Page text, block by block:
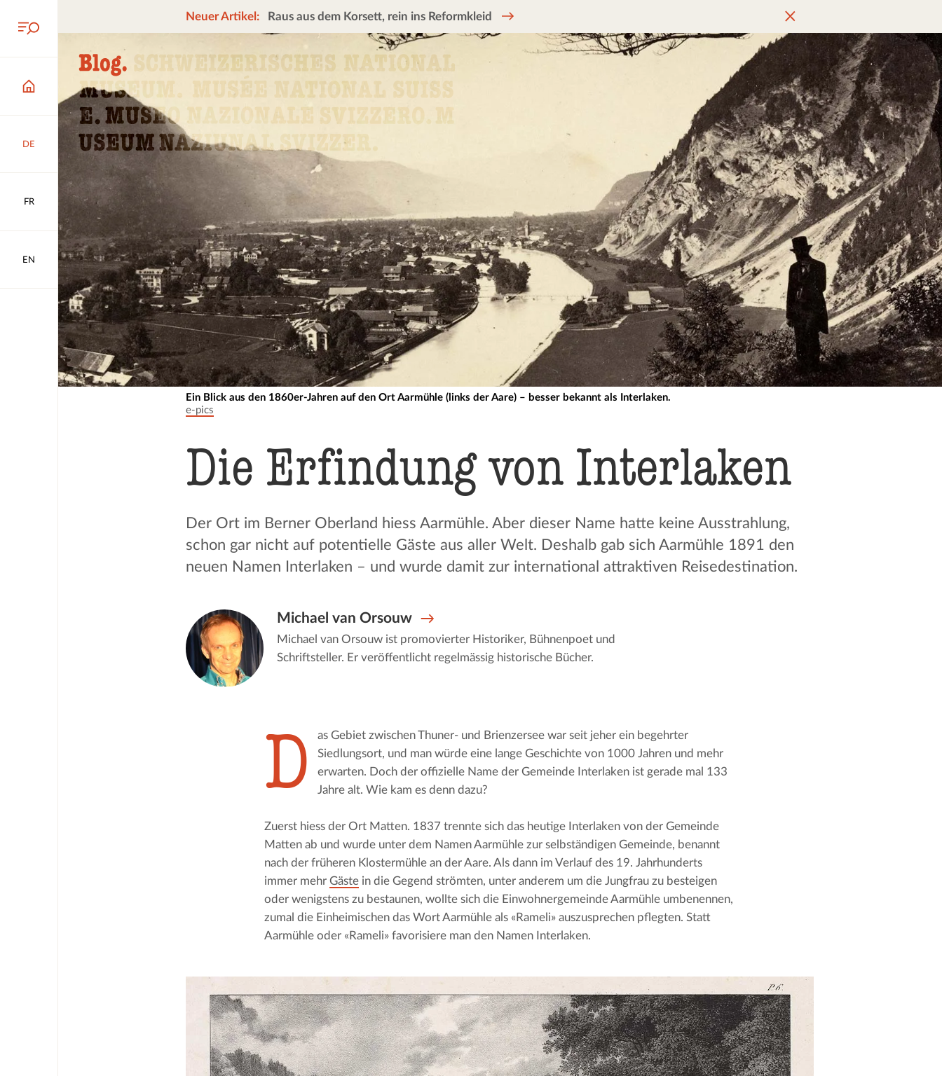
DE
FR
EN
Neuer Artikel: Raus aus dem Korsett, rein ins Reformkleid
Ein Blick aus den 1860er-Jahren auf den Ort Aarmühle (links der Aare) – besser bekannt als Interlaken.
e-pics
Die Erfindung von Interlaken
Der Ort im Berner Oberland hiess Aarmühle. Aber dieser Name hatte keine Ausstrahlung,
schon gar nicht auf potentielle Gäste aus aller Welt. Deshalb gab sich Aarmühle 1891 den
neuen Namen Interlaken – und wurde damit zur international attraktiven Reisedestination.
Michael van Orsouw
Michael van Orsouw ist promovierter Historiker, Bühnenpoet und
Schriftsteller. Er veröffentlicht regelmässig historische Bücher.
D
as Gebiet zwischen Thuner- und Brienzersee war seit jeher ein begehrter
Siedlungsort, und man würde eine lange Geschichte von 1000 Jahren und mehr
erwarten. Doch der offizielle Name der Gemeinde Interlaken ist gerade mal 133
Jahre alt. Wie kam es denn dazu?
Zuerst hiess der Ort Matten. 1837 trennte sich das heutige Interlaken von der Gemeinde
Matten ab und wurde unter dem Namen Aarmühle zur selbständigen Gemeinde, benannt
nach der früheren Klostermühle an der Aare. Als dann im Verlauf des 19. Jahrhunderts
immer mehr Gäste in die Gegend strömten, unter anderem um die Jungfrau zu besteigen
oder wenigstens zu bestaunen, wollte sich die Einwohnergemeinde Aarmühle umbenennen,
zumal die Einheimischen das Wort Aarmühle als «Rameli» auszusprechen pflegten. Statt
Aarmühle oder «Rameli» favorisiere man den Namen Interlaken.